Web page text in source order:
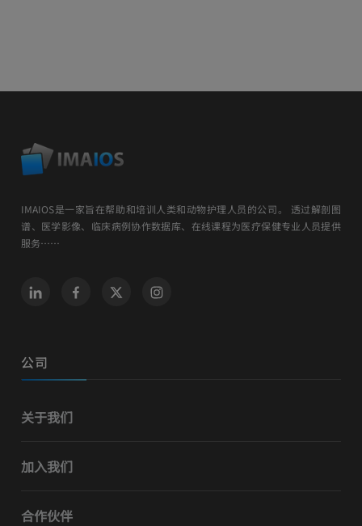
IMAIOS是一家旨在帮助和培训人类和动物护理人员的公司。 透过解剖图
谱、医学影像、临床病例协作数据库、在线课程为医疗保健专业人员提供
服务……
公司
关于我们
加入我们
合作伙伴